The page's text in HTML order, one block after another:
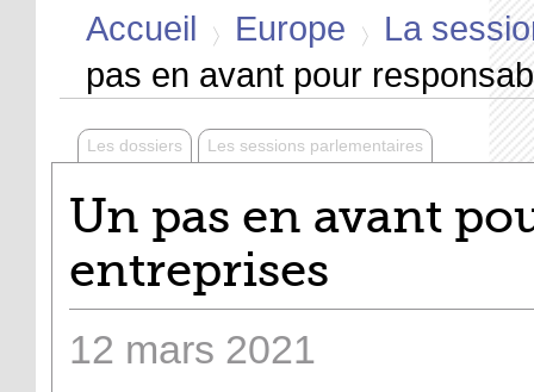
de
la
Europe
Accueil Europe
La
pas en avant pour
Les dossiers Les sessions parlementaires
Un pas en avant
entreprises
12 mars 2021